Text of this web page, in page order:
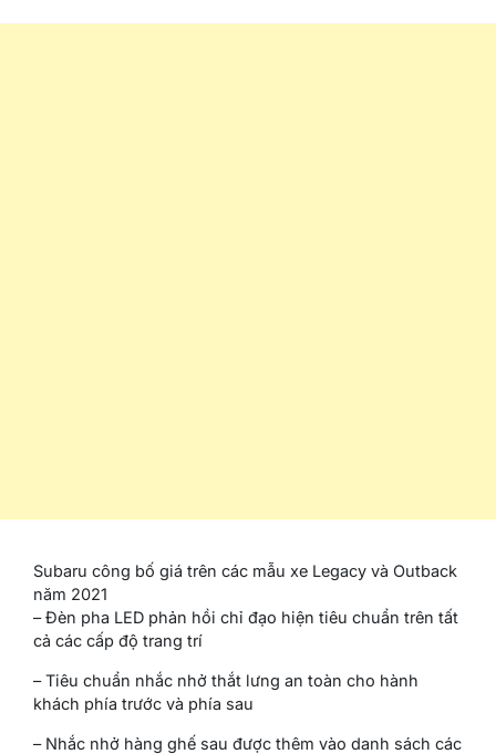
Subaru công bố giá trên các mẫu xe Legacy và Outback
năm 2021
– Đèn pha LED phản hồi chỉ đạo hiện tiêu chuẩn trên tất
cả các cấp độ trang trí
– Tiêu chuẩn nhắc nhở thắt lưng an toàn cho hành
khách phía trước và phía sau
– Nhắc nhở hàng ghế sau được thêm vào danh sách các